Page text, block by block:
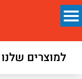
למוצרים שלנו